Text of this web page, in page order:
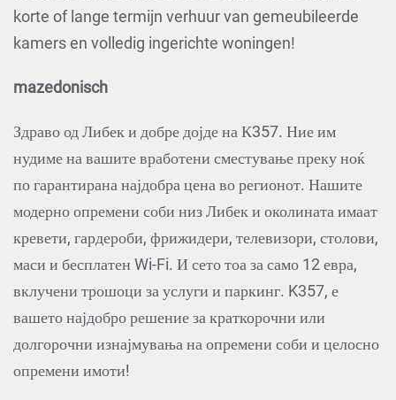
korte of lange termijn verhuur van gemeubileerde
kamers en volledig ingerichte woningen!
mazedonisch
Здраво од Либек и добре дојде на К357. Ние им
нудиме на вашите вработени сместување преку ноќ
по гарантирана најдобра цена во регионот. Нашите
модерно опремени соби низ Либек и околината имаат
кревети, гардероби, фрижидери, телевизори, столови,
маси и бесплатен Wi-Fi. И сето тоа за само 12 евра,
вклучени трошоци за услуги и паркинг. K357, е
вашето најдобро решение за краткорочни или
долгорочни изнајмувања на опремени соби и целосно
опремени имоти!